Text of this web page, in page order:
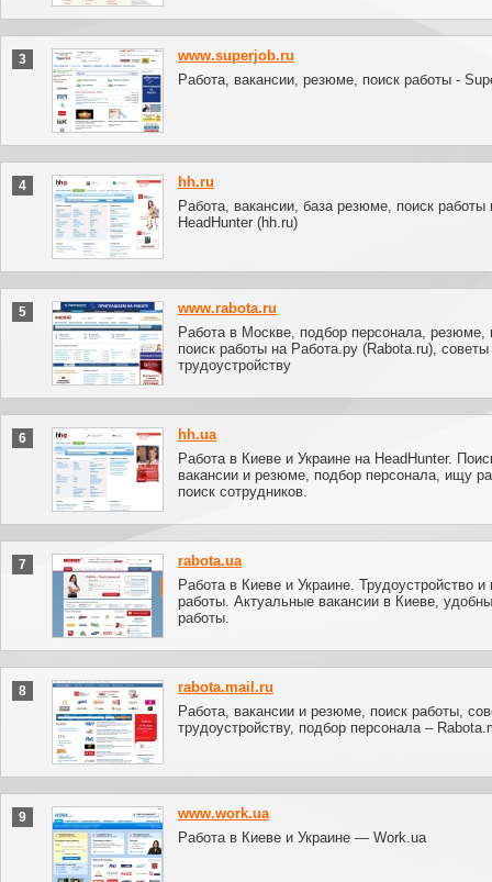
3
www.superjob.ru
Работа, вакансии, резюме, поиск работы -
4
hh.ru
Работа, вакансии, база резюме, поиск работы
HeadHunter (hh.ru)
5
www.rabota.ru
Работа в Москве, подбор персонала, резюме,
поиск работы на Работа.ру (Rabota.ru), советы
трудоустройству
6
hh.ua
Работа в Киеве и Украине на HeadHunter.
вакансии и резюме, подбор персонала, ищу
поиск сотрудников.
7
rabota.ua
Работа в Киеве и Украине. Трудоустройство и
работы. Актуальные вакансии в Киеве,
работы.
8
rabota.mail.ru
Работа, вакансии и резюме, поиск работы,
трудоустройству, подбор персонала –
9
www.work.ua
Работа в Киеве и Украине — Work.ua